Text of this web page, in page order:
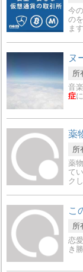
今
の
ます
ヌ
所
音
症
薬
所
薬
て
ク
こ
所
恋
き